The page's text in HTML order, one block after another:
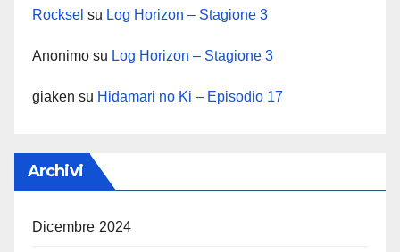
Rocksel su Log Horizon – Stagione 3
Anonimo su Log Horizon – Stagione 3
giaken su Hidamari no Ki – Episodio 17
Archivi
Dicembre 2024